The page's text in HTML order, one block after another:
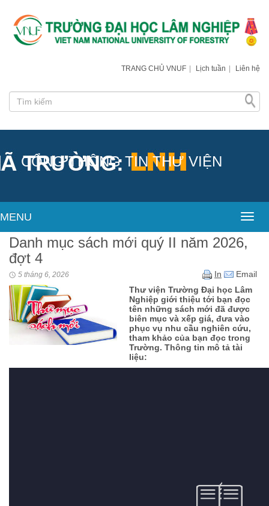
TRANG CHỦ VNUF | Lịch tuần | Liên hệ
CỔNG THÔNG TIN THƯ VIỆN
MENU
Danh mục sách mới quý II năm 2026,
đợt 4
5 tháng 6, 2026 In
Email
Thư viện Trường Đại học Lâm
Nghiệp giới thiệu tới bạn đọc
tên những sách mới đã được
biên mục và xếp giá, đưa vào
phục vụ nhu cầu nghiên cứu,
tham khảo của bạn đọc trong
Trường. Thông tin mô tả tài
liệu: